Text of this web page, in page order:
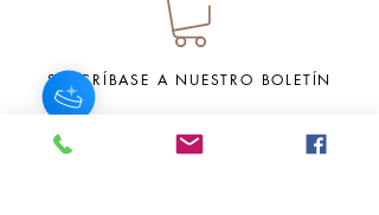
SUSCRÍBASE A NUESTRO BOLETÍN